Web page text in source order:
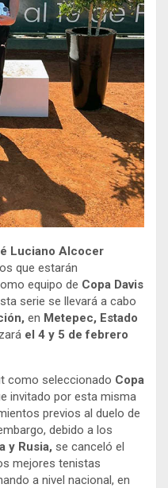
Luciano Alcocer
que estarán
equipo de Copa Davis
serie se llevará a cabo
en Metepec, Estado
el 4 y 5 de febrero
como seleccionado Copa
invitado por esta misma
previos al duelo de
debido a los
y Rusia, se canceló el
mejores tenistas
a nivel nacional, en